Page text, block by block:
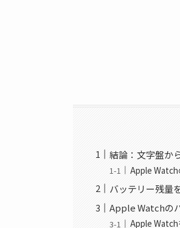
結論：文字盤か
Apple
バッテリー残量
Apple Watchの
Apple